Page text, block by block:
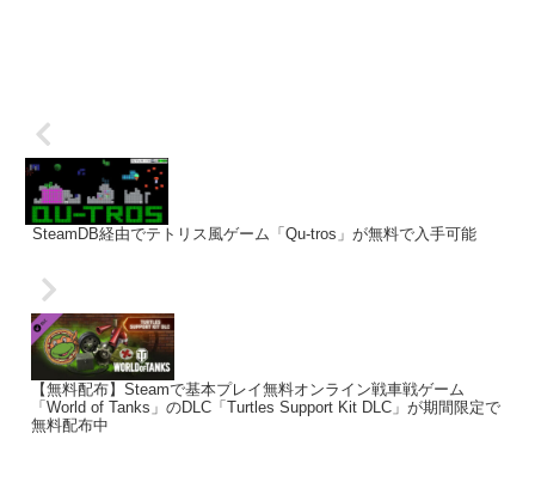
SteamDB経由でテトリス風ゲーム「Qu-tros」が無料で入手可能
【無料配布】Steamで基本プレイ無料オンライン戦車戦ゲーム
「World of Tanks」のDLC「Turtles Support Kit DLC」が期間限定で
無料配布中